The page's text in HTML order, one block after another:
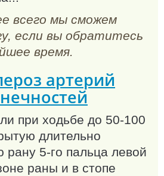
всего мы сможем
если вы обратитесь
время.
артерий
при ходьбе до 50-100
длительно
5-го пальца левой
раны и в стопе